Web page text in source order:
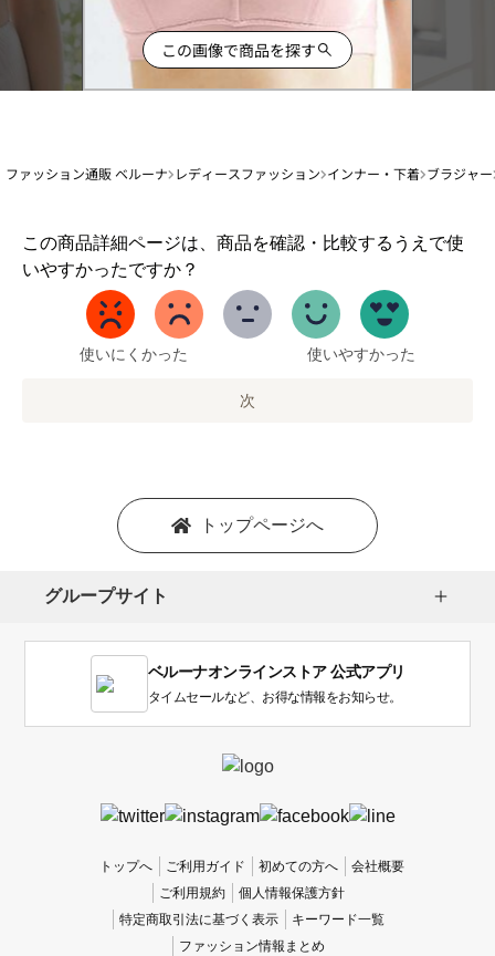
この画像で商品を探す
ファッション通販 ベルーナ レディースファッション インナー・下着 ブラジャー
この商品詳細ページは、商品を確認・比較するうえで使
いやすかったですか？
1
か
い
使いにくかった 使いやすかった
次
トップページへ
グループサイト
ベルーナオンラインストア 公式アプリ
タイムセールなど、お得な情報をお知らせ。
トップへ ご利用ガイド 初めての方へ
会社概要
ご利用規約
個人情報保護方針
特定商取引法に基づく表示
キーワード一覧
ファッション情報まとめ